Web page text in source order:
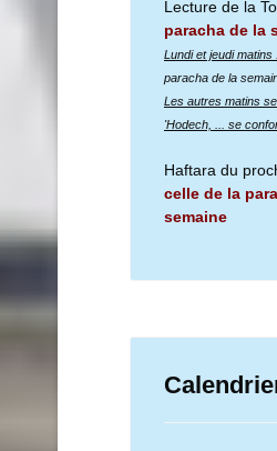
Lecture de la
paracha de la
Lundi et jeudi matins
paracha de la
Les autres matins
'Hodech, ... se
Haftara du
celle de la
semaine